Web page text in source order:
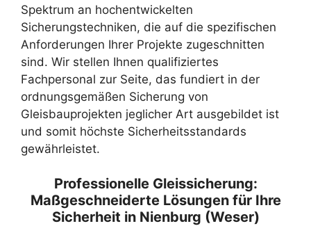
Spektrum an hochentwickelten
Sicherungstechniken, die auf die spezifischen
Anforderungen Ihrer Projekte zugeschnitten
sind. Wir stellen Ihnen qualifiziertes
Fachpersonal zur Seite, das fundiert in der
ordnungsgemäßen Sicherung von
Gleisbauprojekten jeglicher Art ausgebildet ist
und somit höchste Sicherheitsstandards
gewährleistet.
Professionelle Gleissicherung:
Maßgeschneiderte Lösungen für Ihre
Sicherheit in Nienburg (Weser)